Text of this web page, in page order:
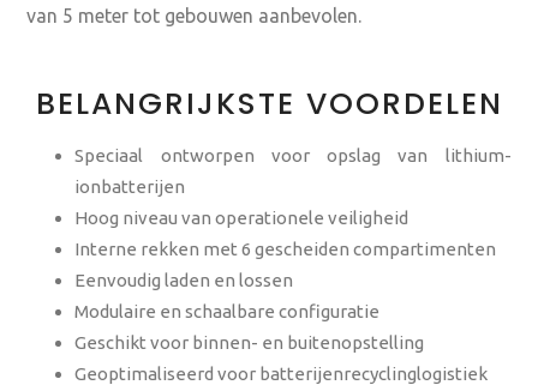
van 5 meter tot gebouwen aanbevolen.
BELANGRIJKSTE VOORDELEN
Speciaal ontworpen voor opslag van lithium-
ionbatterijen
Hoog niveau van operationele veiligheid
Interne rekken met 6 gescheiden compartimenten
Eenvoudig laden en lossen
Modulaire en schaalbare configuratie
Geschikt voor binnen- en buitenopstelling
Geoptimaliseerd voor batterijenrecyclinglogistiek